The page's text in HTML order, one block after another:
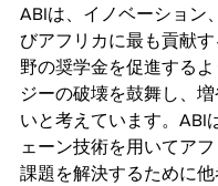
ABIは、イノベーション
びアフリカに最も貢献
野の奨学金を促進する
ジーの破壊を鼓舞し、
いと考えています。ABI
ェーン技術を用いてア
課題を解決するために